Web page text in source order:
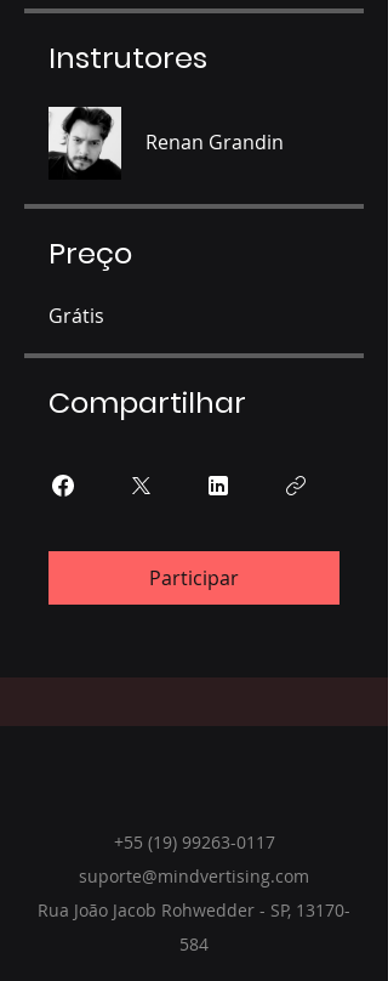
Instrutores
Renan Grandin
Preço
Grátis
Compartilhar
Participar
+55 (19) 99263-0117
suporte@mindvertising.com
Rua João Jacob Rohwedder - SP, 13170-
584